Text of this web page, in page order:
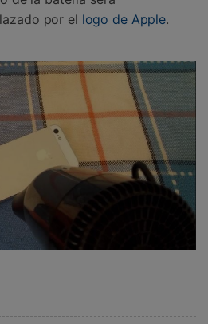
por el logo de Apple.